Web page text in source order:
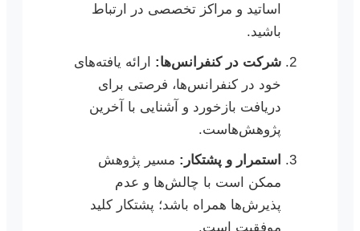
اساتید و مراکز تخصصی در ارتباط
باشید.
شرکت در کنفرانس‌ها: ارائه یافته‌های
خود در کنفرانس‌ها، فرصتی برای
دریافت بازخورد و آشنایی با آخرین
پژوهش‌هاست.
استمرار و پشتکار: مسیر پژوهش
ممکن است با چالش‌ها و عدم
پذیرش‌ها همراه باشد؛ پشتکار کلید
موفقیت است.